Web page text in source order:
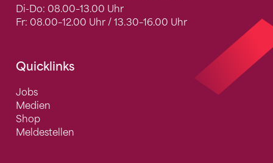
Di-Do: 08.00–13.00 Uhr
Fr: 08.00–12.00 Uhr / 13.30–16.00 Uhr
Quicklinks
Jobs
Medien
Shop
Meldestellen